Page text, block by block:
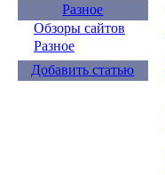
Разное
Обзоры сайтов
Разное
Добавить статью